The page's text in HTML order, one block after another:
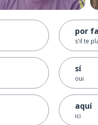
por
s'il te
sí
oui
aquí
ici